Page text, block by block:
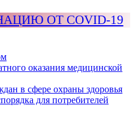
ОТ COVID-19
оказания медицинской
в сфере охраны здоровья
для потребителей